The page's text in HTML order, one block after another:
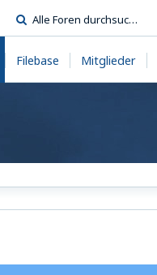
Filebase Mitglieder